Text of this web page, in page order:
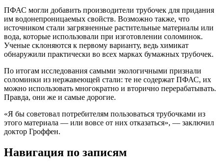
ПФАС могли добавить производители трубочек для придания
им водонепроницаемых свойств. Возможно также, что
источником стали загрязненные растительные материалы или
вода, которые использовали при изготовлении соломинок.
Ученые склоняются к первому варианту, ведь химикат
обнаружили практически во всех марках бумажных трубочек.
По итогам исследования самыми экологичными признали
соломинки из нержавеющей стали: те не содержат ПФАС, их
можно использовать многократно и вторично перерабатывать.
Правда, они же и самые дорогие.
«Я бы советовал потребителям пользоваться трубочками из
этого материала — или вовсе от них отказаться», — заключил
доктор Гроффен.
Навигация по записям